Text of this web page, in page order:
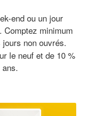
end ou un jour
minimum
jours non ouvrés.
le neuf et de 10 %